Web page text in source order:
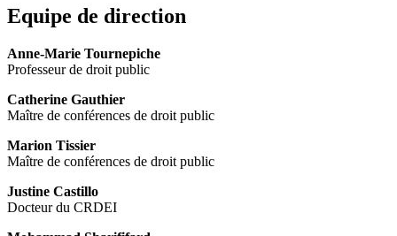
Equipe de direction
Anne-Marie Tournepiche
Professeur de droit public
Catherine Gauthier
Maître de conférences de droit public
Marion Tissier
Maître de conférences de droit public
Justine Castillo
Docteur du CRDEI